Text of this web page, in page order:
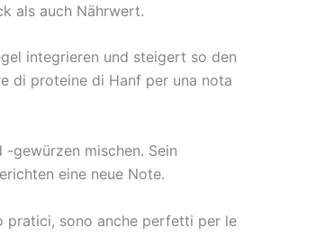
als auch Nährwert.
integrieren und steigert so den
di proteine ​​di Hanf per una nota
gewürzen mischen. Sein
eine neue Note.
pratici, sono anche perfetti per le